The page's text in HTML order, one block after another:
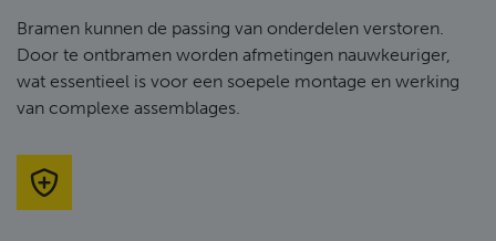
Bramen kunnen de passing van onderdelen verstoren.
Door te ontbramen worden afmetingen nauwkeuriger,
wat essentieel is voor een soepele montage en werking
van complexe assemblages.